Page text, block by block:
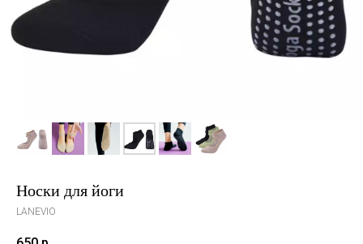
Носки для йоги
LANEVIO